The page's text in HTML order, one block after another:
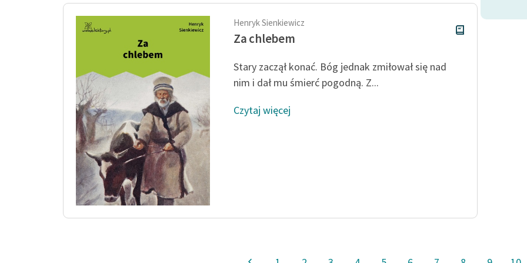
Henryk Sienkiewicz
Za chlebem
Stary zaczął konać. Bóg jednak zmiłował się nad
nim i dał mu śmierć pogodną. Z...
Czytaj więcej